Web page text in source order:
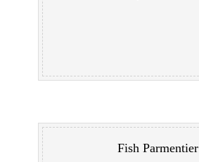
Fish Parmentier